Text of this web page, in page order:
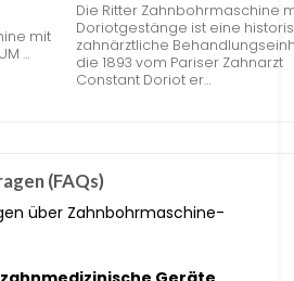
mit
…
Die Ritter Zahnbohrmaschine
Doriotgestänge ist eine
zahnärztliche
die 1893 vom Pariser Zahnarzt
Constant Doriot er…
(FAQs)
über Zahnbohrmaschine-